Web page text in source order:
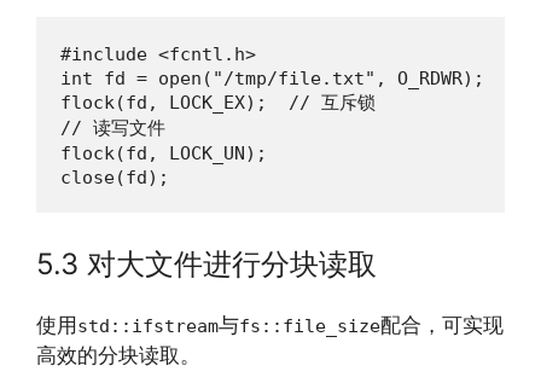
#include <fcntl.h>
int fd = open("/tmp/file.txt", O_RDWR);
flock(fd, LOCK_EX);  // 互斥锁
// 读写文件
flock(fd, LOCK_UN);
close(fd);
5.3 对大文件进行分块读取
使用 std::ifstream与fs::file_size配合，可实现
高效的分块读取。